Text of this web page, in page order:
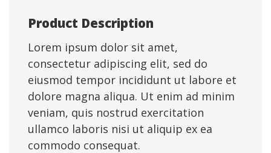
Product Description
Lorem ipsum dolor sit amet,
consectetur adipiscing elit, sed do
eiusmod tempor incididunt ut labore et
dolore magna aliqua. Ut enim ad minim
veniam, quis nostrud exercitation
ullamco laboris nisi ut aliquip ex ea
commodo consequat.